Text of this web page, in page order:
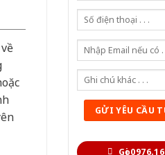
Gọi